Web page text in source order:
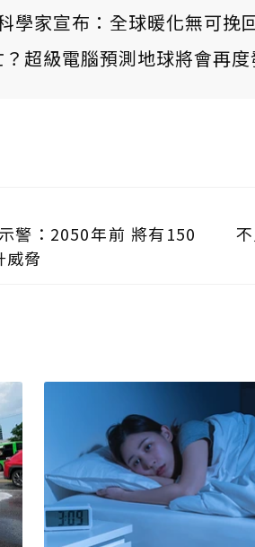
學家宣布：全球暖化無可挽
超級電腦預測地球將會再度
警：2050年前 將有150
威脅